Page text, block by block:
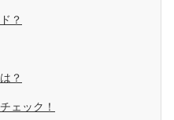
？
？
ェック！